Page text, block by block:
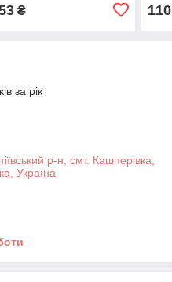
₴ 110
за рік
р-н, смт. Кашперівка,
Україна